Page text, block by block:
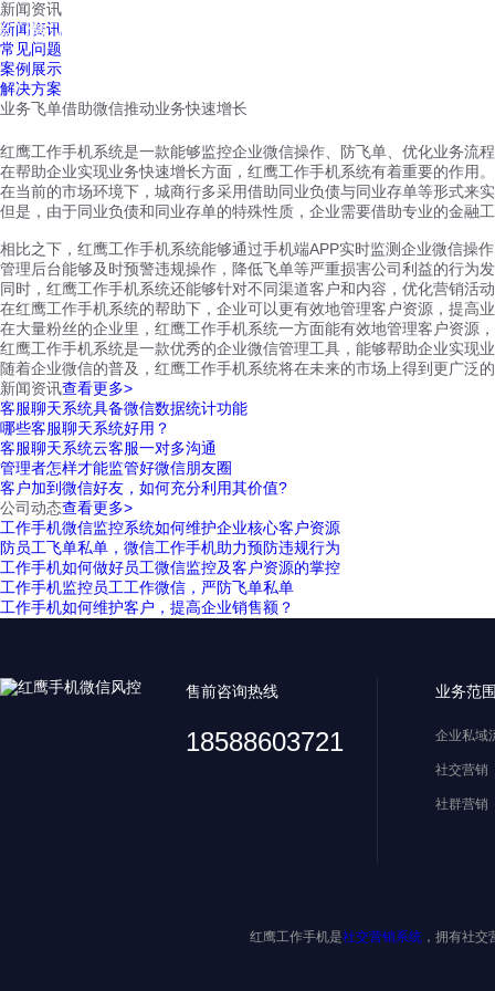
红鹰工作手机
新闻资讯
新闻资讯
常见问题
案例展示
解决方案
业务飞单借助微信推动业务快速增长
红鹰工作手机系统是一款能够监控企业微信操作、防飞单、优化业务流
在帮助企业实现业务快速增长方面，红鹰工作手机系统有着重要的作用。
在当前的市场环境下，城商行多采用借助同业负债与同业存单等形式来
但是，由于同业负债和同业存单的特殊性质，企业需要借助专业的金融
相比之下，红鹰工作手机系统能够通过手机端APP实时监测企业微信操
管理后台能够及时预警违规操作，降低飞单等严重损害公司利益的行为
同时，红鹰工作手机系统还能够针对不同渠道客户和内容，优化营销活
在红鹰工作手机系统的帮助下，企业可以更有效地管理客户资源，提高
在大量粉丝的企业里，红鹰工作手机系统一方面能有效地管理客户资源
红鹰工作手机系统是一款优秀的企业微信管理工具，能够帮助企业实现
随着企业微信的普及，红鹰工作手机系统将在未来的市场上得到更广泛
新闻资讯查看更多>
客服聊天系统具备微信数据统计功能
哪些客服聊天系统好用？
客服聊天系统云客服一对多沟通
管理者怎样才能监管好微信朋友圈
客户加到微信好友，如何充分利用其价值?
公司动态查看更多>
工作手机微信监控系统如何维护企业核心客户资源
防员工飞单私单，微信工作手机助力预防违规行为
工作手机如何做好员工微信监控及客户资源的掌控
工作手机监控员工工作微信，严防飞单私单
工作手机如何维护客户，提高企业销售额？
售前咨询热线
18588603721
业务范
企业私域
社交营销
社群营销
红鹰工作手机是社交营销系统 ，拥有社